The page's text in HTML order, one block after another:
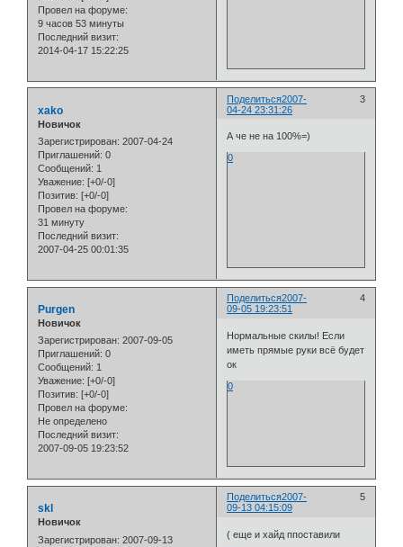
Провел на форуме:
9 часов 53 минуты
Последний визит:
2014-04-17 15:22:25
Поделиться 3
2007-
04-24 23:31:26
xako
Новичок
Зарегистрирован: 2007-04-24
Приглашений: 0
Сообщений: 1
Уважение: [+0/-0]
Позитив: [+0/-0]
Провел на форуме:
31 минуту
Последний визит:
2007-04-25 00:01:35
А че не на 100%=)
0
Поделиться 4
2007-
09-05 19:23:51
Purgen
Новичок
Зарегистрирован: 2007-09-05
Приглашений: 0
Сообщений: 1
Уважение: [+0/-0]
Позитив: [+0/-0]
Провел на форуме:
Не определено
Последний визит:
2007-09-05 19:23:52
Нормальные скилы! Если
иметь прямые руки всё будет
ок
0
Поделиться 5
2007-
09-13 04:15:09
skl
Новичок
Зарегистрирован: 2007-09-13
( еще и хайд ппоставили